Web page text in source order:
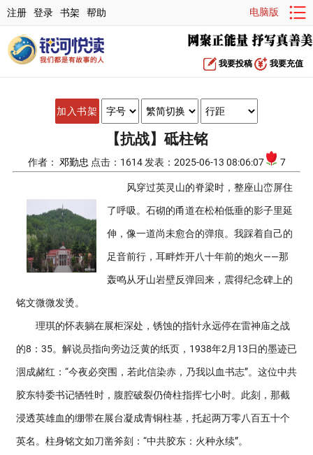
注册 登录 书架 帮助 电脑版
我要投稿 我要充值
加入书架
【抗战】砥柱铭
作者： 邓勤忠 点击：1614 发表：2025-06-13 08:06:07 7
风穿过英灵山的脊梁时，整座山峦屏住
了呼吸。石砌的甬道在松柏低垂的影子里延
伸，像一道尚未愈合的弹痕。我踩着自己的
足音前行，耳畔炸开八十年前的炮火——那
轰鸣从牙山岩壁反弹回来，震得纪念碑上的
铭文微微发烫。
理琪的怀表躺在展柜深处，锈蚀的指针永远停在雷神庙之战
的8：35。解说员指向旁边泛黄的纸页，1938年2月13日的墨迹已
洇成赭红：“今夜必突围，若此信染赤，乃我以血书志”。这位中共
胶东特委书记牺牲时，腹腔破裂仍倚柱指挥七小时。此刻，那截
浸透英雄血的绷带在展台凝成青铜柱基，托起两万零八百五十个
英名。柱身铭文如刀凿斧刻：“中共胶东：火种永续”。